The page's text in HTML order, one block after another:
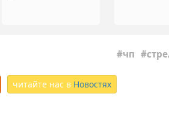
чп
читайте нас в Новостях